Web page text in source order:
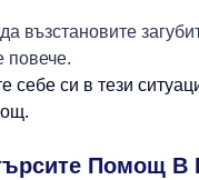
възстановите
повече.
себе си в тези
Помощ В